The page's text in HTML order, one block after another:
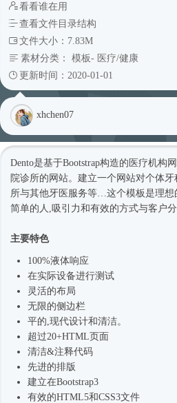
看看谁在用
查看文件目录结构
文件大小：7.83M
素材分类： 模板- 医疗/健康
更新时间：2020-01-01
xhchen07
Dento是基于Bootstrap构造的医疗机构
院诊所的网站。建立一个网站对个体
所与其他牙医服务等…这个模板是理想
简单的人,吸引力和有效的方式与客户分
主要特色
100%液体响应
在实际设备进行测试
灵活的布局
无限的侧边栏
平的,现代设计和清洁。
超过20+HTML页面
清洁&注释代码
先进的排版
建立在Bootstrap3
有效的HTML5和CSS3文件